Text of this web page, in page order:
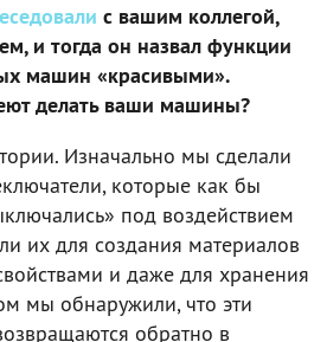
с вашим коллегой,
и тогда он назвал функции
машин «красивыми».
делать ваши машины?
Изначально мы сделали
которые как бы
под воздействием
их для создания материалов
и даже для хранения
мы обнаружили, что эти
обратно в